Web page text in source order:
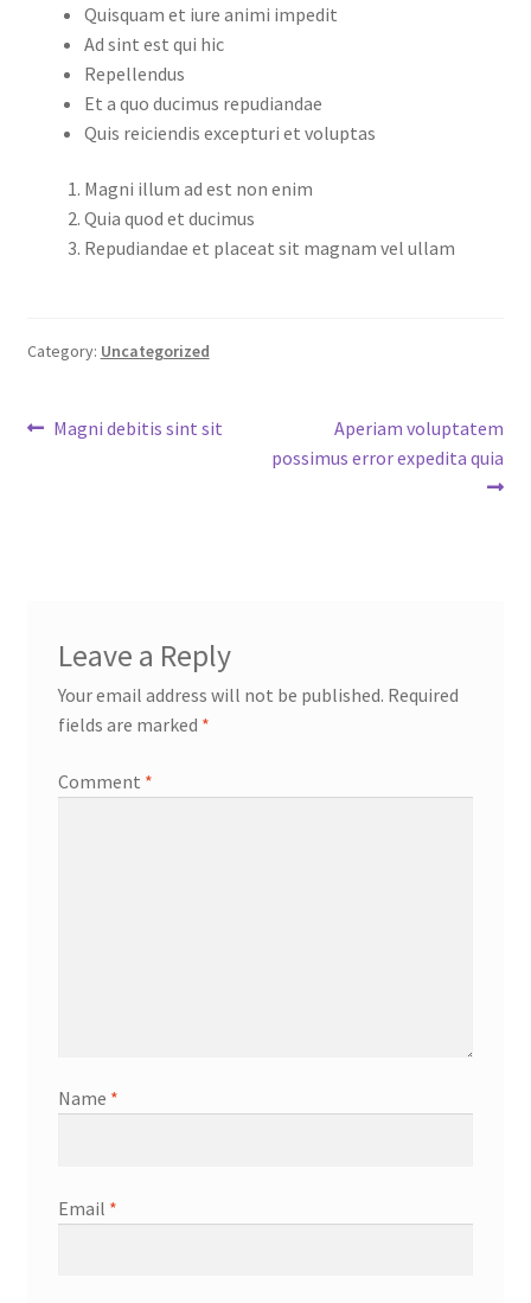
Quisquam et iure animi impedit
Ad sint est qui hic
Repellendus
Et a quo ducimus repudiandae
Quis reiciendis excepturi et voluptas
Magni illum ad est non enim
Quia quod et ducimus
Repudiandae et placeat sit magnam vel ullam
Category: Uncategorized
Post
Previous
Magni debitis sint sit
Next
post:
Aperiam voluptatem
possimus error expedita quia
Leave a Reply
Your email address will not be published. Required
fields are marked *
Comment *
Name *
Email *